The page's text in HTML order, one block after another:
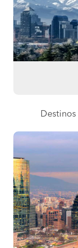
Destinos